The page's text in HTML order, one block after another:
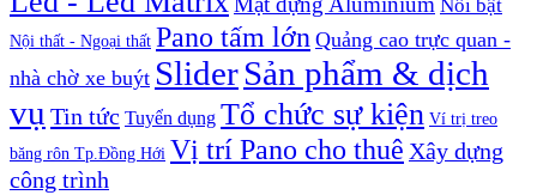
Nổi bật
Nội thất - Ngoại thất Pano tấm lớn Quảng cao trực quan -
nhà chờ xe buýt SliderSản phẩm & dịch
vụ Tin tức Tuyển dụng Tổ chức sự kiện Ví trị treo
băng rôn Tp.Đồng Hới Vị trí Pano cho thuê Xây dựng
công trình